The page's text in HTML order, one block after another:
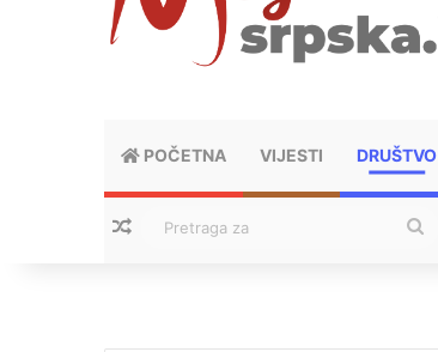
POČETNA VIJESTI DRUŠTVO
Nasumični tekstovi